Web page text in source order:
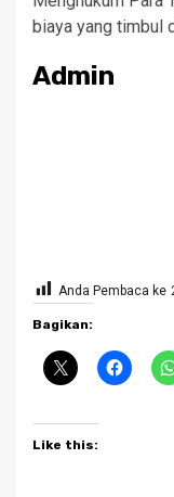
biaya yang timbul
Admin
Anda Pembaca ke
Bagikan:
Like this: